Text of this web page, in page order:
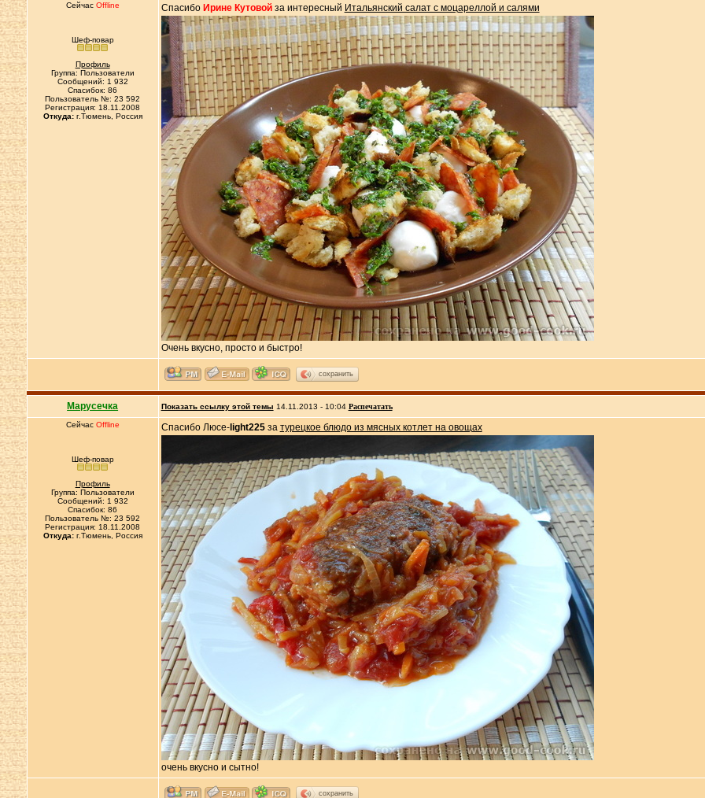
Сейчас Offline
Шеф-повар
Профиль
Группа: Пользователи
Сообщений: 1 932
Спасибок: 86
Пользователь №: 23 592
Регистрация: 18.11.2008
Откуда:г.Тюмень, Россия
Спасибо Ирине Кутовойза интересный Итальянский салат с моцареллой и салями
Очень вкусно, просто и быстро!
сохранить
Марусечка Показать ссылку этой темы 14.11.2013 - 10:04 Распечатать
Сейчас Offline
Шеф-повар
Профиль
Группа: Пользователи
Сообщений: 1 932
Спасибок: 86
Пользователь №: 23 592
Регистрация: 18.11.2008
Откуда:г.Тюмень, Россия
Спасибо Люсе-light225за турецкое блюдо из мясных котлет на овощах
очень вкусно и сытно!
сохранить